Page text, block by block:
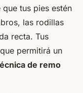
tus pies estén
las rodillas
recta. Tus
permitirá un
de remo